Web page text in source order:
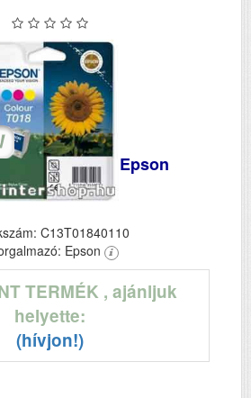
Epson
C13T01840110
Epson
TERMÉK , ajánljuk
helyette:
(hívjon!)